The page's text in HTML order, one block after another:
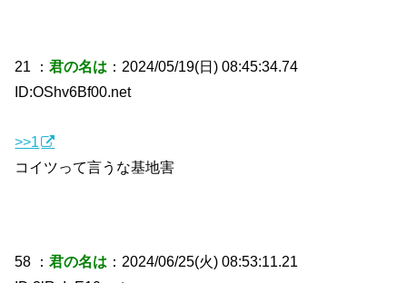
21 ：君の名は ：2024/05/19(日) 08:45:34.74
ID:OShv6Bf00.net
>>1
コイツって言うな基地害
58 ：君の名は ：2024/06/25(火) 08:53:11.21